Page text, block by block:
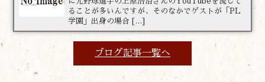
ることが多いんですが、そのなかでゲストが「PL
学園」出身の場合 […]
ブログ記事一覧へ